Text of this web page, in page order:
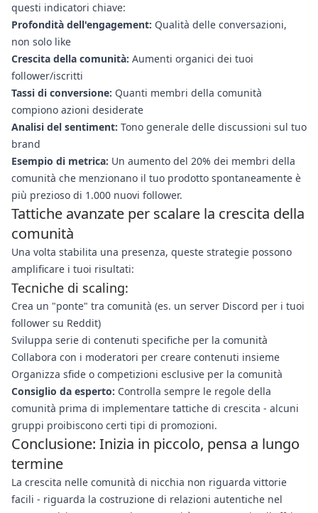
questi indicatori chiave:
Profondità dell'engagement: Qualità delle conversazioni,
non solo like
Crescita della comunità: Aumenti organici dei tuoi
follower/iscritti
Tassi di conversione: Quanti membri della comunità
compiono azioni desiderate
Analisi del sentiment: Tono generale delle discussioni sul tuo
brand
Esempio di metrica: Un aumento del 20% dei membri della
comunità che menzionano il tuo prodotto spontaneamente è
più prezioso di 1.000 nuovi follower.
Tattiche avanzate per scalare la crescita della
comunità
Una volta stabilita una presenza, queste strategie possono
amplificare i tuoi risultati:
Tecniche di scaling:
Crea un "ponte" tra comunità (es. un server Discord per i tuoi
follower su Reddit)
Sviluppa serie di contenuti specifiche per la comunità
Collabora con i moderatori per creare contenuti insieme
Organizza sfide o competizioni esclusive per la comunità
Consiglio da esperto: Controlla sempre le regole della
comunità prima di implementare tattiche di crescita - alcuni
gruppi proibiscono certi tipi di promozioni.
Conclusione: Inizia in piccolo, pensa a lungo
termine
La crescita nelle comunità di nicchia non riguarda vittorie
facili - riguarda la costruzione di relazioni autentiche nel